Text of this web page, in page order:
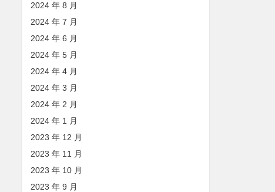
2024 年 8 月
2024 年 7 月
2024 年 6 月
2024 年 5 月
2024 年 4 月
2024 年 3 月
2024 年 2 月
2024 年 1 月
2023 年 12 月
2023 年 11 月
2023 年 10 月
2023 年 9 月